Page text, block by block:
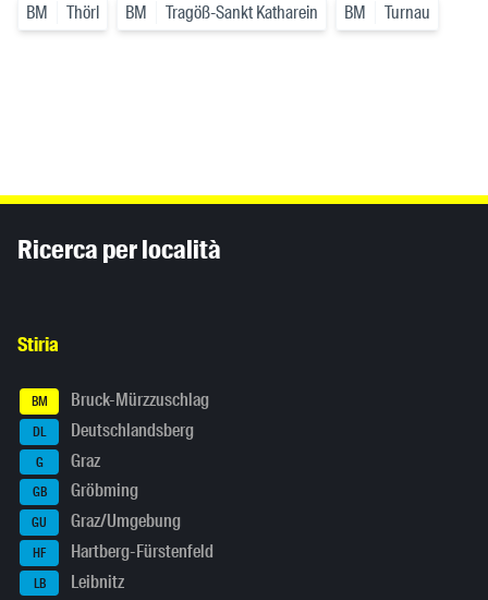
BM Thörl BM Tragöß-Sankt Katharein BM Turnau
Ricerca per località
Stiria
BM Bruck-Mürzzuschlag
DL Deutschlandsberg
G Graz
GB Gröbming
GU Graz/Umgebung
HF Hartberg-Fürstenfeld
LB Leibnitz